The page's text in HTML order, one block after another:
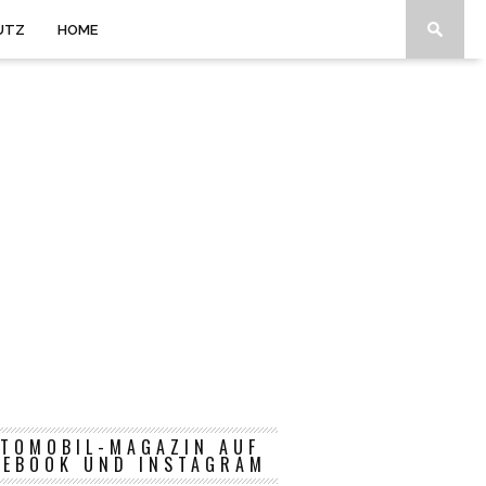
HOME
MAGAZIN AUF
UND INSTAGRAM